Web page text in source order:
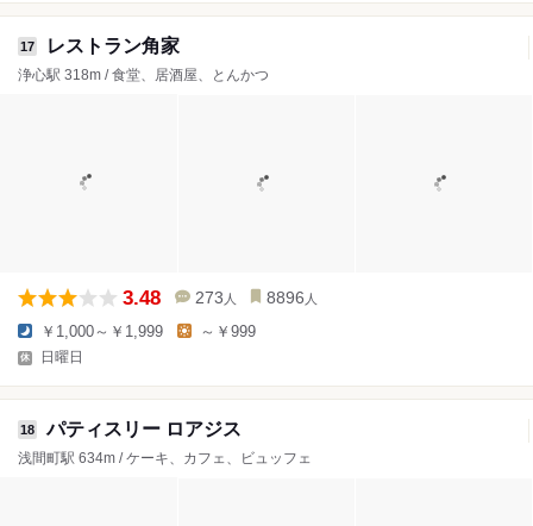
17 レストラン角家
浄心駅 318m / 食堂、居酒屋、とんかつ
3.48 273 人 8896 人
￥1,000～￥1,999 ～￥999
日曜日
18 パティスリー ロアジス
浅間町駅 634m / ケーキ、カフェ、ビュッフェ